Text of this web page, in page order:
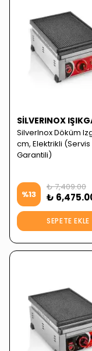
SILVERINOX
SilverInox Döküm
cm, Elektrikli (Servis
Garantili)
%13
₺ 7,409.00
₺
SEPETE EKLE